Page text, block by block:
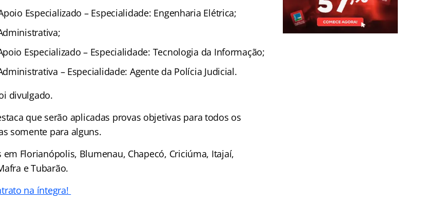
Especializado – Especialidade: Engenharia Elétrica;
Especializado – Especialidade: Tecnologia da Informação;
– Especialidade: Agente da Polícia Judicial.
divulgado.
que serão aplicadas provas objetivas para todos os
somente para alguns.
em Florianópolis, Blumenau, Chapecó, Criciúma, Itajaí,
e Tubarão.
na íntegra!